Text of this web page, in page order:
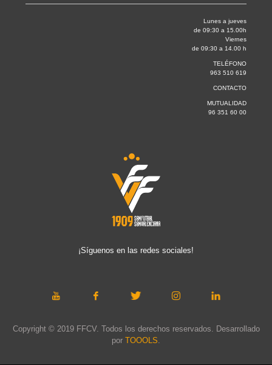
Lunes a jueves
de 09:30 a 15.00h
Viernes
de 09:30 a 14.00 h
TELÉFONO
963 510 619
CONTACTO
MUTUALIDAD
96 351 60 00
¡Síguenos en las redes sociales!
Copyright © 2019 FFCV. Todos los derechos reservados. Desarrollado
por TOOOLS